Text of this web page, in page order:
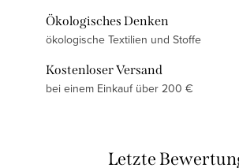
Ökologisches Denken
ökologische Textilien und Stoffe
Kostenloser Versand
bei einem Einkauf über 200 €
Letzte